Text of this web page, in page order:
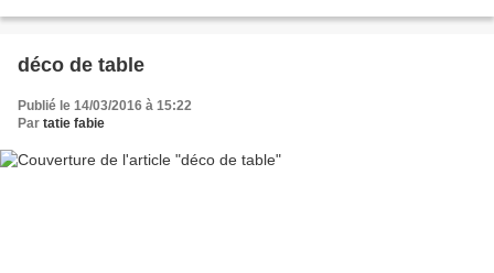
déco de table
Publié le 14/03/2016 à 15:22
Par tatie fabie